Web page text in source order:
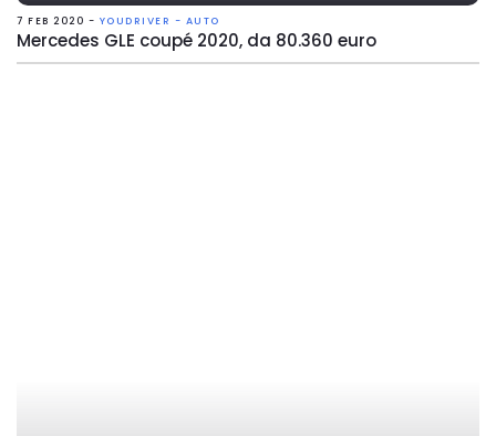
7 FEB 2020 - YOUDRIVER - AUTO
Mercedes GLE coupé 2020, da 80.360 euro